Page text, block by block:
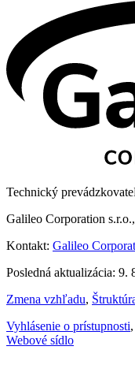
Technický
Galileo Corporation
Kontakt: Galileo
Posledná aktualizácia: 9.
Zmena vzhľadu,
Vyhlásenie o prístupnosti,
Webové sídlo